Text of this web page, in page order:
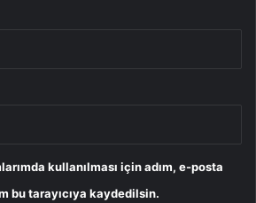
kullanılması için adım, e-posta
bu tarayıcıya kaydedilsin.